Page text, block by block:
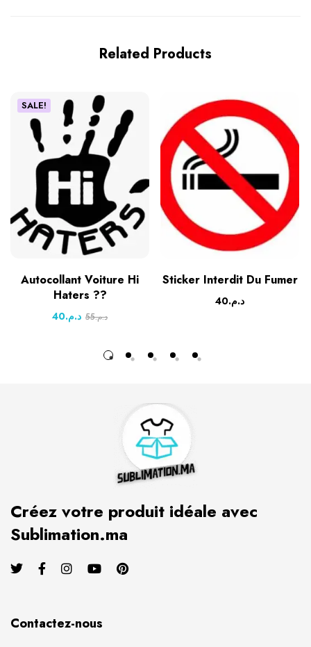
Related Products
SALE!
Autocollant Voiture Hi
Haters ??
د.م.40 د.م.55
Sticker Interdit Du Fumer
د.م.40
Créez votre produit idéale avec
Sublimation.ma
Contactez-nous